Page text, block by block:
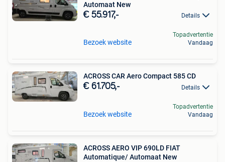
Automaat New
€ 55.917,- Details
Bezoek website
Topadvertentie
Vandaag
ACROSS CAR Aero Compact 585 CD
€ 61.705,- Details
Bezoek website
Topadvertentie
Vandaag
ACROSS AERO VIP 690LD FIAT
Automatique/ Automaat New